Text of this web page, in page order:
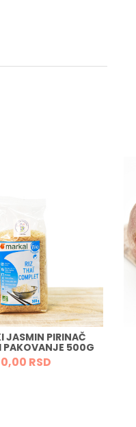
JASMIN PIRINAČ
PAKOVANJE 500G
00 RSD